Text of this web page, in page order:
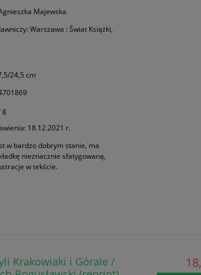
Majewska
Warszawa : Świat Książki,
24,5 cm
g
18.12.2021 r.
w bardzo dobrym stanie, ma
nieznacznie sfatygowaną,
w tekście.
Krakowiaki i Górale /